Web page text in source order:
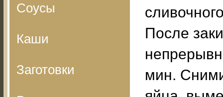
Соусы
Каши
Заготовки
После
мин.